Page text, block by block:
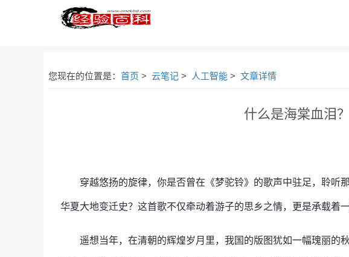
您现在的位置是：首页 >云笔记 > 人工智能 >文章详情
什么是海棠血泪？
穿越悠扬的旋律，你是否曾在《梦驼铃》的歌声中驻足，聆听
华夏大地变迁史？这首歌不仅牵动着游子的思乡之情，更是承载着
遥想当年，在清朝的辉煌岁月里，我国的版图犹如一幅瑰丽的